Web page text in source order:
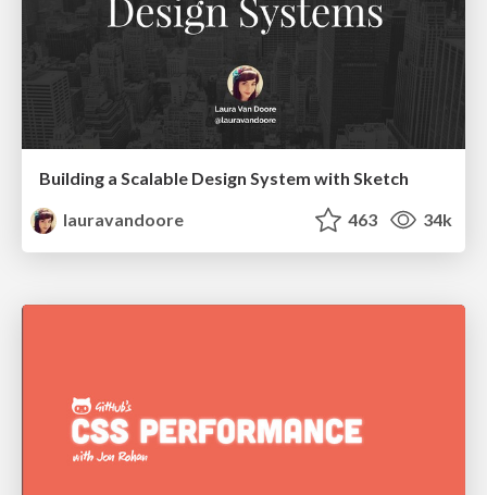
Building a Scalable Design System with Sketch
lauravandoore
463 34k